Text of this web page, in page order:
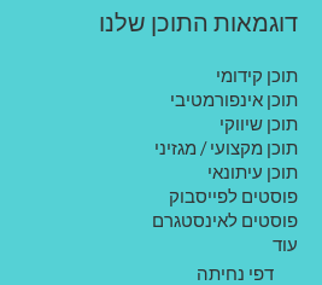
דוגמאות התוכן שלנו
תוכן קידומי
תוכן אינפורמטיבי
תוכן שיווקי
תוכן מקצועי / מגזיני
תוכן עיתונאי
פוסטים לפייסבוק
פוסטים לאינסטגרם
עוד
דפי נחיתה